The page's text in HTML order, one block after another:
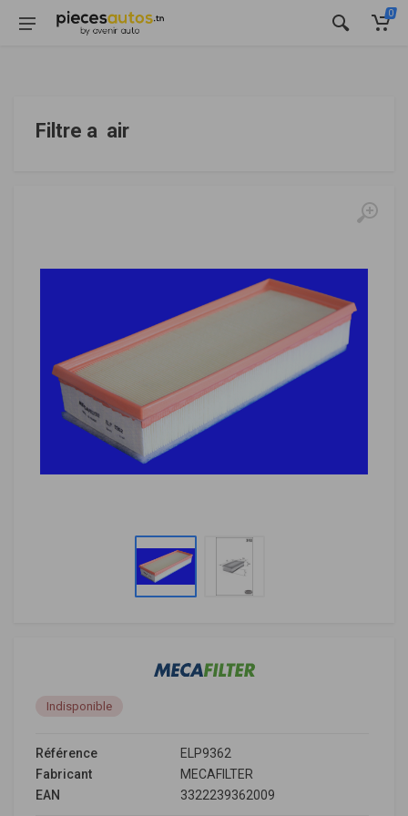
0
Filtre a air
Indisponible
Référence
ELP9362
Fabricant
MECAFILTER
EAN
3322239362009